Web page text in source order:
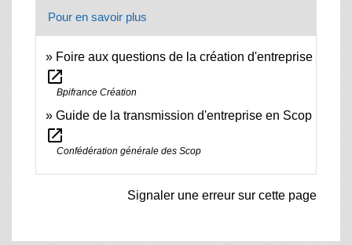
Pour en savoir plus
Foire aux questions de la création d'entreprise
open_in_new
Bpifrance Création
Guide de la transmission d'entreprise en Scop
open_in_new
Confédération générale des Scop
Signaler une erreur sur cette page